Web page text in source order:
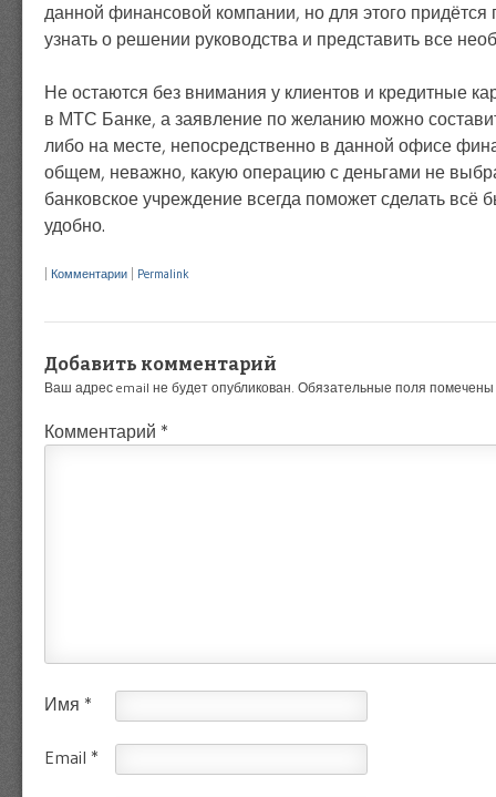
данной финансовой компании, но для этого придётся
узнать о решении руководства и представить все
Не остаются без внимания у клиентов и кредитные
в МТС Банке, а заявление по желанию можно
либо на месте, непосредственно в данной офисе
общем, неважно, какую операцию с деньгами не
банковское учреждение всегда поможет сделать всё
удобно.
Комментарии Permalink
Добавить комментарий
Ваш адрес email не будет опубликован. Обязательные поля помечены
Комментарий *
Имя *
Email *